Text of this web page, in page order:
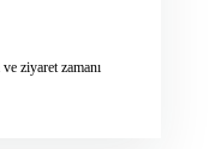
ziyaret zamanı